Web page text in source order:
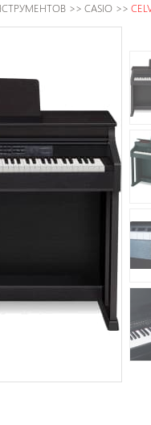
>> CASIO >>